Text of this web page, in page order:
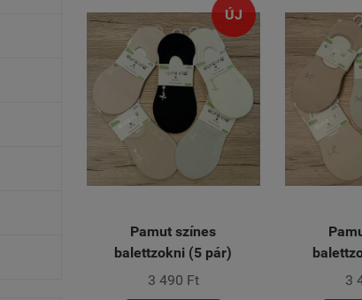
ÚJ
Pamut színes
balettzokni (5 pár)
3 490 Ft
3